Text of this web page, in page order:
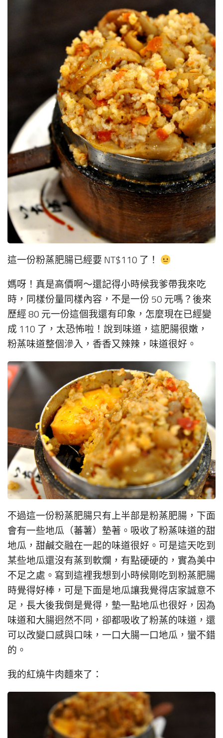
這一份粉蒸肥腸已經要 NT$110 了！
媽呀！真是高價啊～還記得小時候我爹帶我來吃
時，同樣份量同樣內容，不是一份 50 元嗎？後來
歷經 80 元一份這個我還有印象，怎麼現在已經變
成 110 了，太恐怖啦！說到味道，這肥腸很嫩，
粉蒸味道整個滲入，香香又辣辣，味道很好。
不過這一份粉蒸肥腸只有上半部是粉蒸肥腸，下面
會有一些地瓜（蕃薯）墊著。吸收了粉蒸味道的甜
地瓜，甜鹹交融在一起的味道很好。可是這天吃到
某些地瓜還沒有蒸到軟爛，有點硬硬的，實為美中
不足之處。寫到這裡我想到小時候剛吃到粉蒸肥腸
時覺得好棒，可是下面是地瓜讓我覺得店家誠意不
足，長大後我倒是覺得，墊一點地瓜也很好，因為
味道和大腸迥然不同，卻都吸收了粉蒸的味道，還
可以改變口感與口味，一口大腸一口地瓜，蠻不錯
的。
我的紅燒牛肉麵來了：